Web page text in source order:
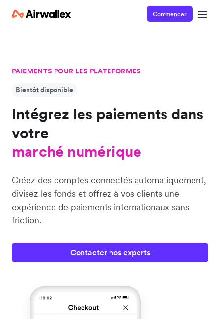
Commencer
PAIEMENTS POUR LES PLATEFORMES
Bientôt disponible
Intégrez les paiements dans
votre
plateforme
plateforme
Créez des comptes connectés automatiquement,
divisez les fonds et offrez à vos clients une
expérience de paiements internationaux sans
friction.
Contacter nos experts